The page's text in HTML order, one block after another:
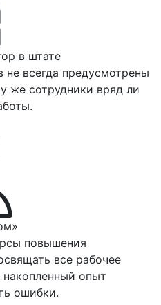
в штате
всегда предусмотрены
же сотрудники вряд ли
повышения
все рабочее
опыт
ошибки.